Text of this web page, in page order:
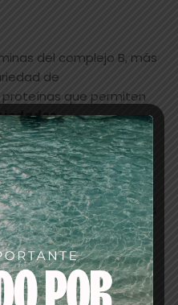
del complejo B, más
de
que permiten
ubiquinona (coenzima
la oxidación celular para